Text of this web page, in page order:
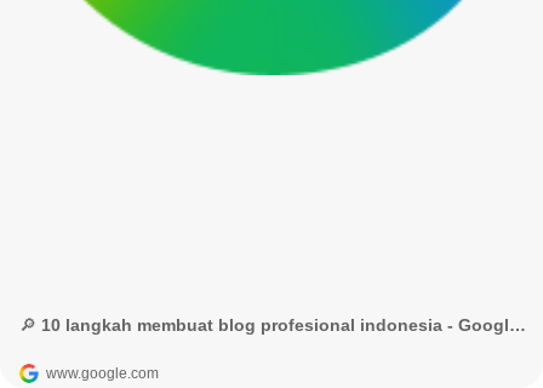
🔎 10 langkah membuat blog profesional indonesia - Google Penelusuran
www.google.com